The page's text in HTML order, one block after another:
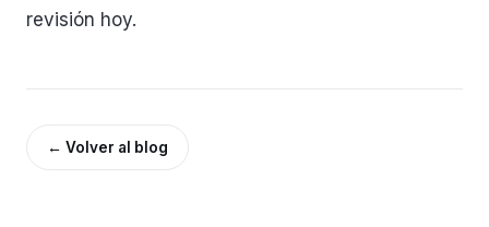
revisión hoy.
← Volver al blog